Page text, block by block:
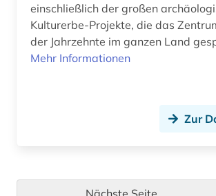
einschließlich der großen
Kulturerbe-Projekte, die das
der Jahrzehnte im ganzen Land
Mehr Informationen
Zur